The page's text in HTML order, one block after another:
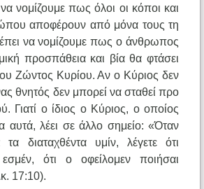
νομίζουμε πως όλοι οι κόποι και
αποφέρουν από μόνα τους τη
να νομίζουμε πως ο άνθρωπος
προσπάθεια και βία θα φτάσει
Ζώντος Κυρίου. Αν ο Κύριος δεν
θνητός δεν μπορεί να σταθεί προ
Γιατί ο ίδιος ο Κύριος, ο οποίος
αυτά, λέει σε άλλο σημείο: «Όταν
διαταχθέντα υμίν, λέγετε ότι
εσμέν, ότι ο οφείλομεν ποιήσαι
17:10).